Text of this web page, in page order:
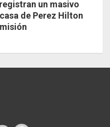
un masivo
de Perez Hilton